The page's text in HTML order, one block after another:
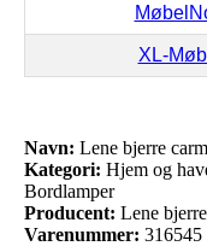
XL-
Navn: Lene bjerre
Kategori: Hjem og
Bordlamper
Producent: Lene bjerre
Varenummer: 316545